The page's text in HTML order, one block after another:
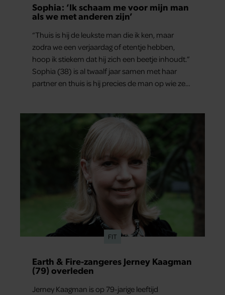
Sophia: ‘Ik schaam me voor mijn man
als we met anderen zijn’
“Thuis is hij de leukste man die ik ken, maar
zodra we een verjaardag of etentje hebben,
hoop ik stiekem dat hij zich een beetje inhoudt.”
Sophia (38) is al twaalf jaar samen met haar
partner en thuis is hij precies de man op wie ze
ze samen onder de mensen zijn.
FIT
Earth & Fire-zangeres Jerney Kaagman
(79) overleden
Jerney Kaagman is op 79-jarige leeftijd